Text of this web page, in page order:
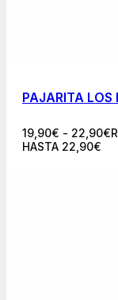
PAJARITA LOS
19,90€ - 22,90€
HASTA 22,90€